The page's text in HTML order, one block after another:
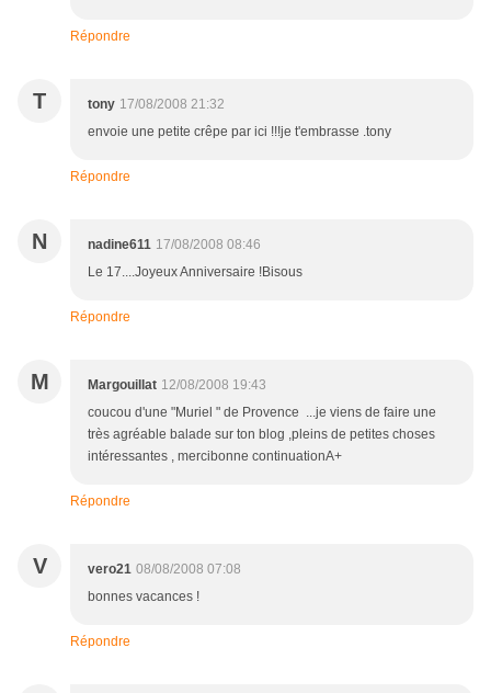
Répondre
T tony 17/08/2008 21:32
envoie une petite crêpe par ici !!!je t'embrasse .tony
Répondre
N nadine611 17/08/2008 08:46
Le 17....Joyeux Anniversaire !Bisous
Répondre
M Margouillat 12/08/2008 19:43
coucou d'une "Muriel " de Provence ...je viens de faire une
très agréable balade sur ton blog ,pleins de petites choses
intéressantes , mercibonne continuationA+
Répondre
V vero21 08/08/2008 07:08
bonnes vacances !
Répondre